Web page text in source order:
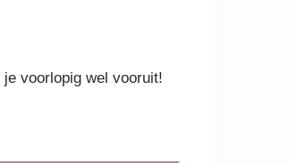
voorlopig wel vooruit!